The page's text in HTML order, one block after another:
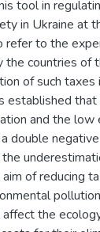
tool in
in Ukraine at
refer to the
the countries of
of such taxes
established
and the low
double
of reducing
the